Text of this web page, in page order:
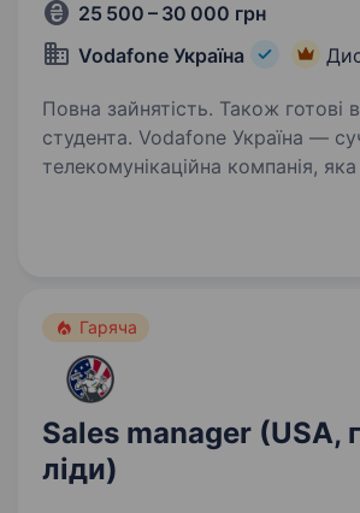
25 500 – 30 000 грн
Vodafone Україна
Повна зайнятість. Також готові
студента. Vodafone Україна — сучасна
телекомунікаційна компанія,
щодня. Якщо тобі подобається
Гаряча
Sales manager (USA,
ліди)